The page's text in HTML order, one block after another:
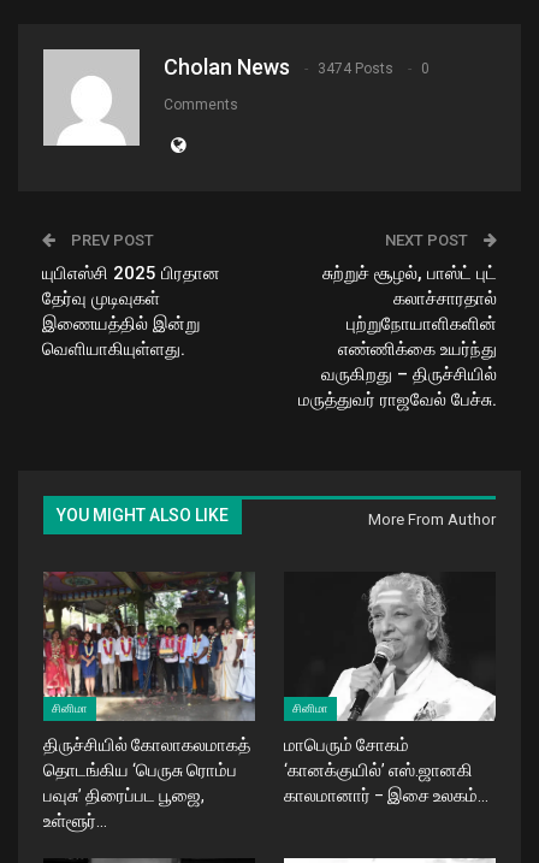
Cholan News 3474 Posts 0
Comments
PREV POST
யுபிஎஸ்சி 2025 பிரதான
தேர்வு முடிவுகள்
இணையத்தில் இன்று
வெளியாகியுள்ளது.
NEXT POST
சுற்றுச் சூழல், பாஸ்ட் புட்
கலாச்சாரதால்
புற்றுநோயாளிகளின்
எண்ணிக்கை உயர்ந்து
வருகிறது – திருச்சியில்
மருத்துவர் ராஜவேல் பேச்சு.
YOU MIGHT ALSO LIKE More From Author
சினிமா
திருச்சியில் கோலாகலமாகத்
தொடங்கிய ‘பெருசு ரொம்ப
பவுசு’ திரைப்பட பூஜை,
உள்ளூர்…
சினிமா
மாபெரும் சோகம்
‘கானக்குயில்’ எஸ்.ஜானகி
காலமானார் – இசை உலகம்…